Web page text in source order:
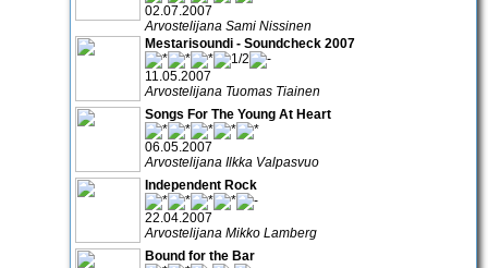
02.07.2007
Arvostelijana Sami Nissinen
Mestarisoundi - Soundcheck 2007
11.05.2007
Arvostelijana Tuomas Tiainen
Songs For The Young At Heart
06.05.2007
Arvostelijana Ilkka Valpasvuo
Independent Rock
22.04.2007
Arvostelijana Mikko Lamberg
Bound for the Bar